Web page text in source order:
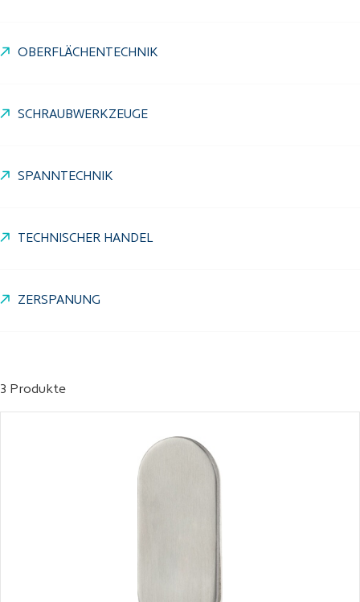
OBERFLÄCHENTECHNIK
SCHRAUBWERKZEUGE
SPANNTECHNIK
TECHNISCHER HANDEL
ZERSPANUNG
3 Produkte